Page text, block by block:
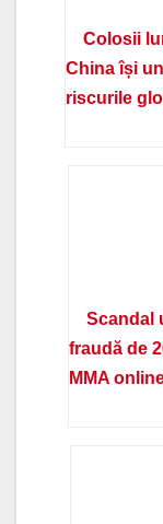
Colosii
China își
riscurile
Scandal
fraudă de
MMA